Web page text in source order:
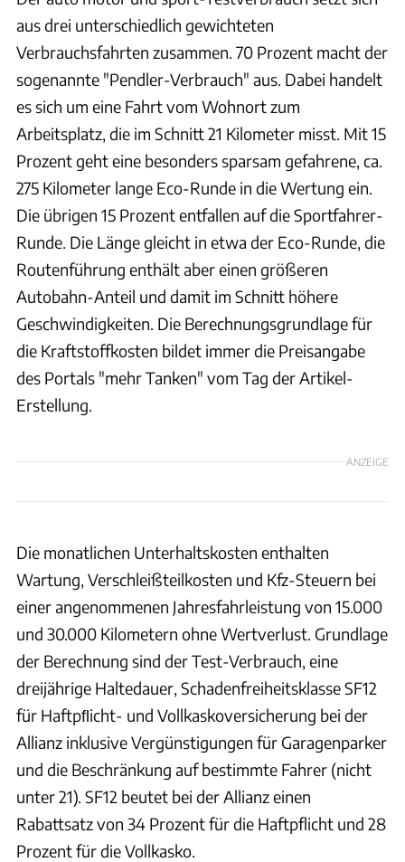
aus drei unterschiedlich gewichteten
Verbrauchsfahrten zusammen. 70 Prozent macht der
sogenannte "Pendler-Verbrauch" aus. Dabei handelt
es sich um eine Fahrt vom Wohnort zum
Arbeitsplatz, die im Schnitt 21 Kilometer misst. Mit 15
Prozent geht eine besonders sparsam gefahrene, ca.
275 Kilometer lange Eco-Runde in die Wertung ein.
Die übrigen 15 Prozent entfallen auf die Sportfahrer-
Runde. Die Länge gleicht in etwa der Eco-Runde, die
Routenführung enthält aber einen größeren
Autobahn-Anteil und damit im Schnitt höhere
Geschwindigkeiten. Die Berechnungsgrundlage für
die Kraftstoffkosten bildet immer die Preisangabe
des Portals "mehr Tanken" vom Tag der Artikel-
Erstellung.
ANZEIGE
Die monatlichen Unterhaltskosten enthalten
Wartung, Verschleißteilkosten und Kfz-Steuern bei
einer angenommenen Jahresfahrleistung von 15.000
und 30.000 Kilometern ohne Wertverlust. Grundlage
der Berechnung sind der Test-Verbrauch, eine
dreijährige Haltedauer, Schadenfreiheitsklasse SF12
für Haftpﬂicht- und Vollkaskoversicherung bei der
Allianz inklusive Vergünstigungen für Garagenparker
und die Beschränkung auf bestimmte Fahrer (nicht
unter 21). SF12 beutet bei der Allianz einen
Rabattsatz von 34 Prozent für die Haftpflicht und 28
Prozent für die Vollkasko.